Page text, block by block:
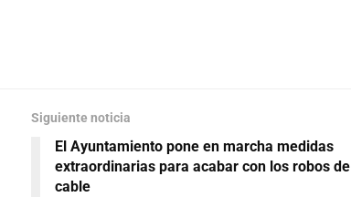
Siguiente noticia
El Ayuntamiento pone en marcha medidas
extraordinarias para acabar con los robos de
cable